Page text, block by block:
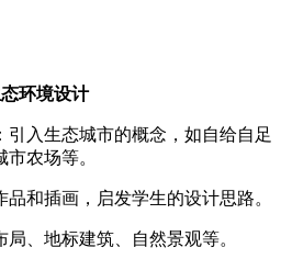
环境设计
入生态城市的概念，如自给自足
农场等。
和插画，启发学生的设计思路。
、地标建筑、自然景观等。